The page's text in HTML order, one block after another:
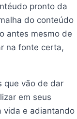
pronto da
do conteúdo
antes mesmo de
na fonte certa,
que vão de dar
em seus
vida e adiantando